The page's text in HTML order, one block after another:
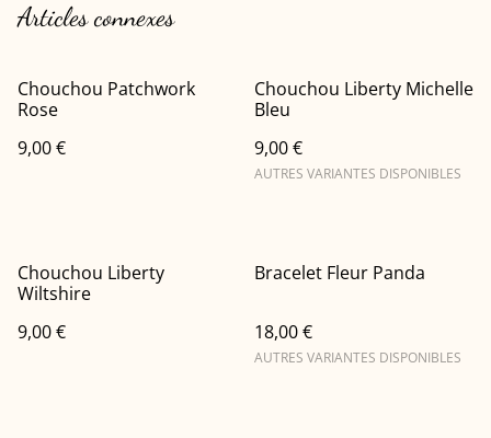
Articles connexes
Chouchou Patchwork
Rose
9,00 €
Chouchou Liberty Michelle
Bleu
9,00 €
AUTRES VARIANTES DISPONIBLES
Chouchou Liberty
Wiltshire
9,00 €
Bracelet Fleur Panda
18,00 €
AUTRES VARIANTES DISPONIBLES